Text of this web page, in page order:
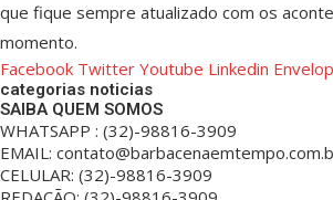
que fique sempre atualizado com os
momento.
Facebook Twitter Youtube Linkedin
categorias noticias
SAIBA QUEM SOMOS
WHATSAPP : (32)-98816-3909
EMAIL:
CELULAR: (32)-98816-3909